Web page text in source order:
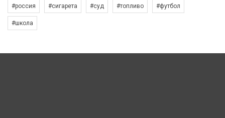
#россия #сигарета #суд #топливо #футбол
#школа